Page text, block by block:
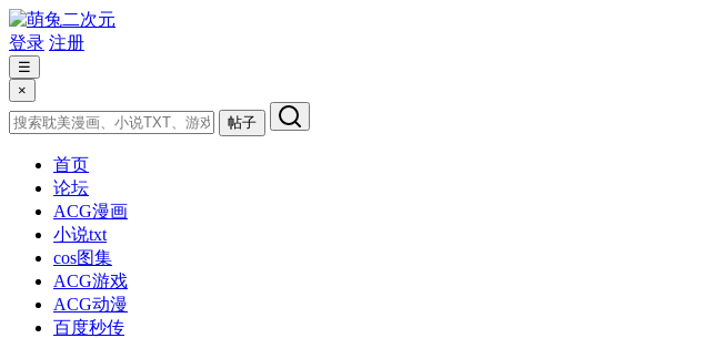
登录 注册
☰
×
帖子
首页
论坛
ACG漫画
小说txt
cos图集
ACG游戏
ACG动漫
百度秒传